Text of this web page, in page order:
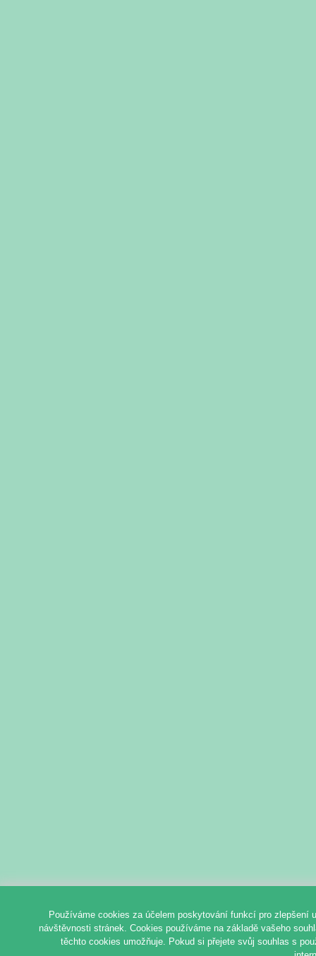
Používáme cookies za účelem poskytování funkcí pro zlepšení
návštěvnosti stránek. Cookies používáme na základě vašeho
těchto cookies umožňuje. Pokud si přejete svůj souhlas s